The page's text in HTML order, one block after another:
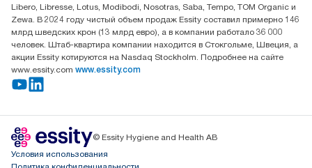
Libero, Libresse, Lotus, Modibodi, Nosotras, Saba, Tempo, TOM Organic и
Zewa. В 2024 году чистый объем продаж Essity составил примерно 146
млрд шведских крон (13 млрд евро), а в компании работало 36 000
человек. Штаб-квартира компании находится в Стокгольме, Швеция, а
акции Essity котируются на Nasdaq Stockholm. Подробнее на сайте
www.essity.com www.essity.com
© Essity Hygiene and Health AB
Условия использования